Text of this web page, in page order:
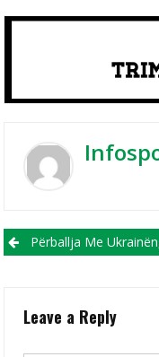
Post navigation
Përballja Me Ukrainën, Feta Fetai Mbetet Sërish Në
Leave a Reply